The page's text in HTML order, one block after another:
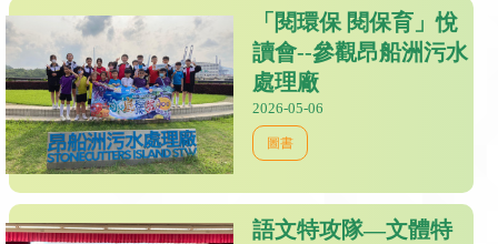
「閱環保 閱保育」悅
讀會--參觀昂船洲污水
處理廠
2026-05-06
圖書
語文特攻隊—文體特